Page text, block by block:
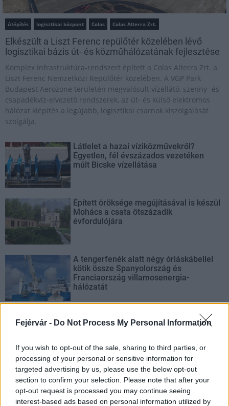
Fejérvár - Do Not Process My Personal Information
If you wish to opt-out of the sale, sharing to third parties, or
processing of your personal or sensitive information for
targeted advertising by us, please use the below opt-out
section to confirm your selection. Please note that after your
opt-out request is processed you may continue seeing
interest-based ads based on personal information utilized by
útépítés logisztikai központ Colas Colas Alterra Zrt.
Elkészült a Liszt Ferenc repülőtér közelében lévő
logisztikai bázis út- és közműhálózatának fejlesztése
Komplex infrastruktúra-rendszert épített a Colas Alterra Zrt. a
Liszt Ferenc Nemzetközi Repülőtér közelében. A VGP Park
Budapest Aerozone területén megvalósult vízellátó, szenny- és
csapadékvíz-elvezető rendszerek, az út- és külső elektromos
hálózat kiépítés a legújabb, logisztikai csarnok kiszolgálását
szolgálja.
Látlelet a hazai víziközművekről?
Egyetlen, fél évszázados vezetéken
múlt Bicske vízellátása
Épített öröksége megújításával is készül
Mohács a csata ötszázadik
évfordulójára
A tengerfenék alatt négy óriáskábellel
kötik össze Spanyolország és
Franciaország villamosenergia-
hálózatát
Még több zöld, még több virág és új
játszótér Debrecen egyik legfontosabb
AJÁNLJUK MÉG